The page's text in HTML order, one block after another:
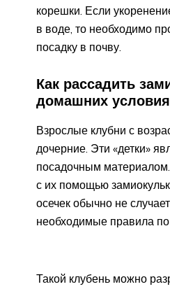
корешки. Если
в воде, то необходимо
посадку в почву.
Как рассадить
домашних
Взрослые клубни с
дочерние. Эти «детки»
посадочным
с их помощью
осечек обычно не
необходимые правила
Такой клубень можно